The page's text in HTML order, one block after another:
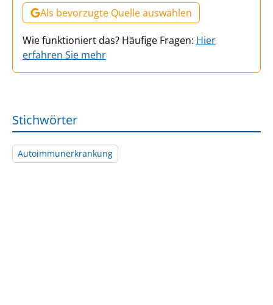
Als bevorzugte Quelle auswählen
Wie funktioniert das? Häufige Fragen: Hier
erfahren Sie mehr
Stichwörter
Autoimmunerkrankung